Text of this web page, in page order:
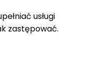
usługi
zastępować.